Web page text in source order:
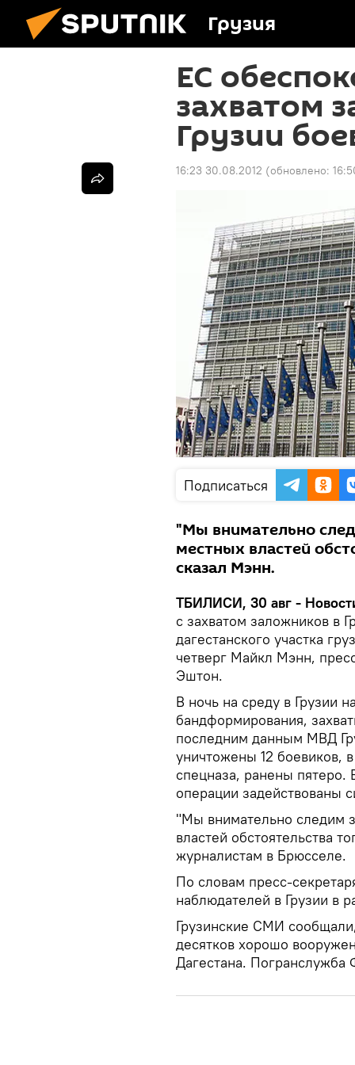
Грузия
ЕС
захватом
Грузии
16:23 30.08.2012 (обновлено:
Подписаться
"Мы внимательно
местных властей
сказал Мэнн.
ТБИЛИСИ, 30 авг -
с захватом заложников в
дагестанского участка
четверг Майкл Мэнн,
Эштон.
В ночь на среду в Грузии
бандформирования,
последним данным МВД
уничтожены 12 боевиков,
спецназа, ранены
операции задействованы
"Мы внимательно следим
властей обстоятельства
журналистам в Брюсселе.
По словам пресс-
наблюдателей в Грузии в
Грузинские СМИ
десятков хорошо
Дагестана.